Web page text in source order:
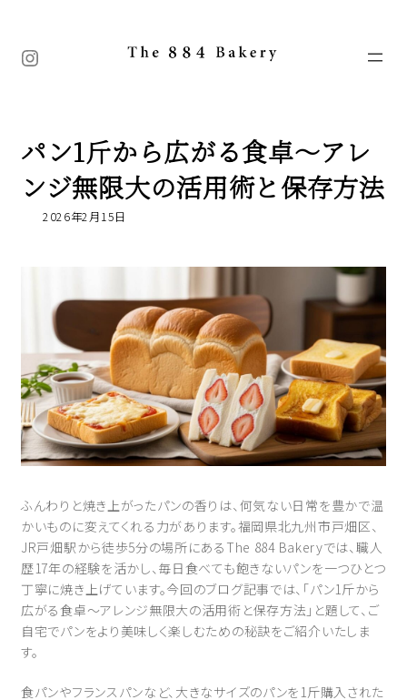
Instagram
パン1斤から広がる食卓～アレ
ンジ無限大の活用術と保存方法
2026年2月15日
ふんわりと焼き上がったパンの香りは、何気ない日常を豊かで温
かいものに変えてくれる力があります。福岡県北九州市戸畑区、
JR戸畑駅から徒歩5分の場所にあるThe 884 Bakeryでは、職人
歴17年の経験を活かし、毎日食べても飽きないパンを一つひとつ
丁寧に焼き上げています。今回のブログ記事では、「パン1斤から
広がる食卓～アレンジ無限大の活用術と保存方法」と題して、ご
自宅でパンをより美味しく楽しむための秘訣をご紹介いたしま
す。
食パンやフランスパンなど、大きなサイズのパンを1斤購入された